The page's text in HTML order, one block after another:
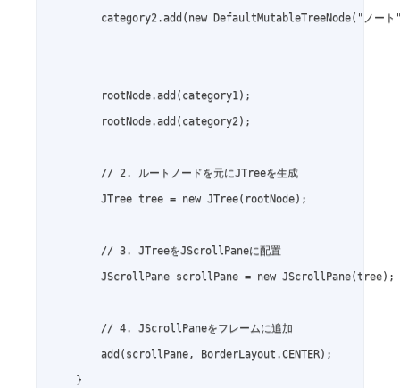
category2.add(new DefaultMutableTreeNode("ノート
        rootNode.add(category1);
        rootNode.add(category2);
        // 2. ルートノードを元にJTreeを生成
        JTree tree = new JTree(rootNode);
        // 3. JTreeをJScrollPaneに配置
        JScrollPane scrollPane = new JScrollPane(tree);
        // 4. JScrollPaneをフレームに追加
        add(scrollPane, BorderLayout.CENTER);
    }